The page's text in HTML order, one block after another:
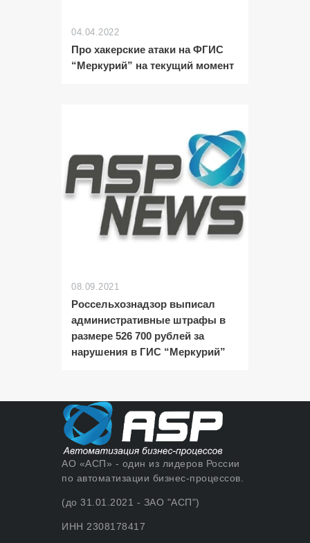
04.04.2022
Про хакерские атаки на ФГИС
“Меркурий” на текущий момент
08.09.2021
Россельхознадзор выписал
административные штрафы в
размере 526 700 рублей за
нарушения в ГИС “Меркурий”
АО «АСП» - один из лидеров России
по автоматизации бизнес-процессов.
(до 31.01.2021 - ЗАО "АСП")
ИНН 2308178417